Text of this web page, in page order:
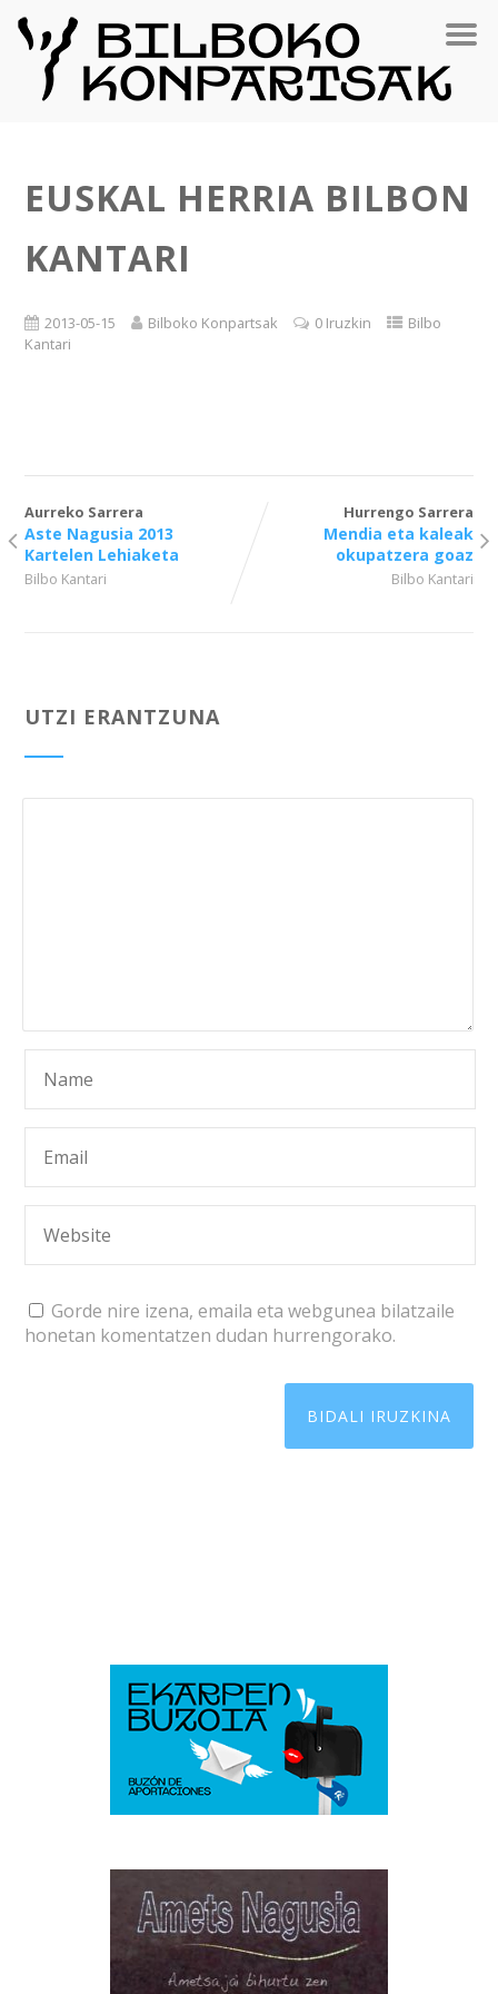
EUSKAL HERRIA BILBON
KANTARI
2013-05-15 Bilboko Konpartsak 0 Iruzkin
Bilbo
Kantari
Aurreko Sarrera
Aste Nagusia 2013
Kartelen Lehiaketa
Bilbo Kantari
Hurrengo Sarrera
Mendia eta kaleak
okupatzera goaz
Bilbo Kantari
UTZI ERANTZUNA
Gorde nire izena, emaila eta webgunea bilatzaile
honetan komentatzen dudan hurrengorako.